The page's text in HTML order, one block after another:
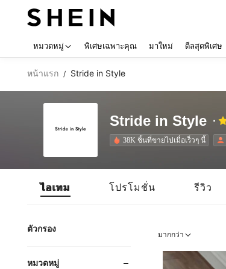
หมวดหมู่ พิเศษเฉพาะคุณ มาใหม่ ดีลสุดพิเศษ
หน้าแรก / Stride in Style
Stride in Style
38K ชิ้นที่ขายไปเมื่อเร็วๆ นี้
ไอเทม โปรโมชั่น รีวิว
ตัวกรอง
หมวดหมู่
มากกว่า